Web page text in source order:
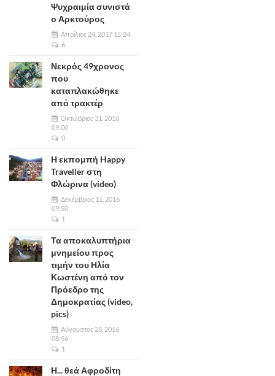
Ψυχραιμία συνιστά
ο Αρκτούρος
Απρίλιος 24, 2017 15:24
6
Νεκρός 49χρονος
που
καταπλακώθηκε
από τρακτέρ
Οκτώβριος 31, 2016
09:00
0
Η εκπομπή Happy
Traveller στη
Φλώρινα (video)
Δεκέμβριος 11, 2016
09:50
1
Τα αποκαλυπτήρια
μνημείου προς
τιμήν του Ηλία
Κωστένη από τον
Πρόεδρο της
Δημοκρατίας (video,
pics)
Αύγουστος 28, 2016
08:56
1
Η... θεά Αφροδίτη